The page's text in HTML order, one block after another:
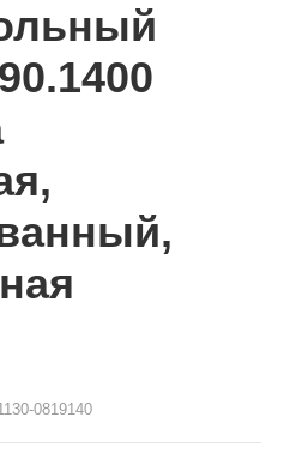
0819140